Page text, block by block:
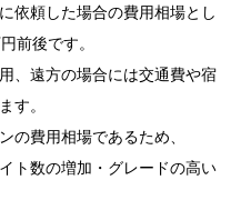
依頼した場合の費用相場とし
前後です。
、遠方の場合には交通費や宿
す。
の費用相場であるため、
ト数の増加・グレードの高い